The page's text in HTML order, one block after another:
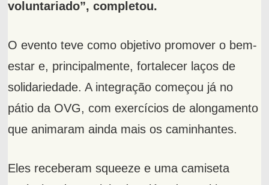
voluntariado”, completou.
O evento teve como objetivo promover o bem-
estar e, principalmente, fortalecer laços de
solidariedade. A integração começou já no
pátio da OVG, com exercícios de alongamento
que animaram ainda mais os caminhantes.
Eles receberam squeeze e uma camiseta